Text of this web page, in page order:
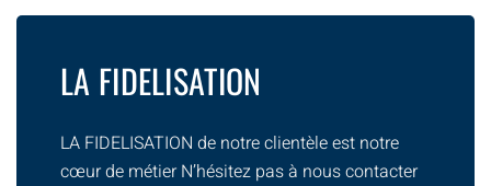
LA FIDELISATION
LA FIDELISATION de notre clientèle est notre
cœur de métier N’hésitez pas à nous contacter